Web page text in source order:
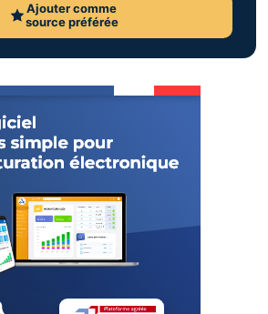
Ajouter comme
source préférée